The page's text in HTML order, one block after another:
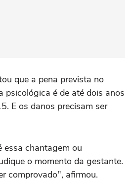
que a pena prevista no
psicológica é de até dois anos
E os danos precisam ser
essa chantagem ou
o momento da gestante.
comprovado", afirmou.